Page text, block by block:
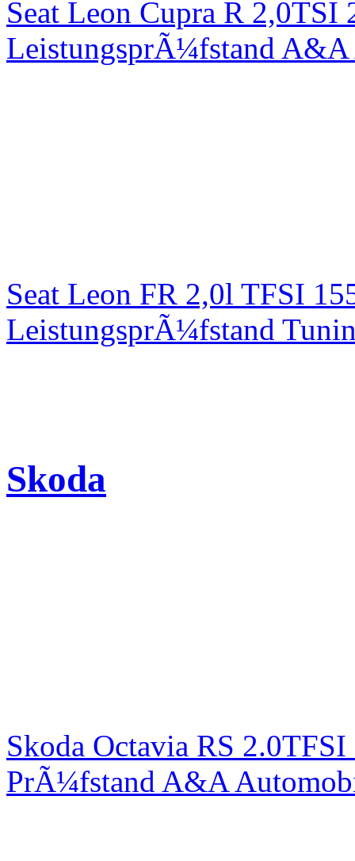
Seat Leon Cupra R
LeistungsprÃ¼fstand
Seat Leon FR 2,0l TFSI
LeistungsprÃ¼fstand
Skoda
Skoda Octavia RS
PrÃ¼fstand A&A